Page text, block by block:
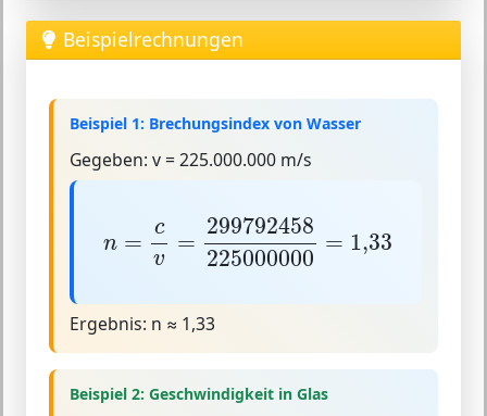
Beispielrechnungen
Beispiel 1: Brechungsindex von Wasser
Gegeben: v = 225.000.000 m/s
n =
c
v
=
299792458
225000000
= 1,33
= 299792458225000000
Ergebnis: n ≈ 1,33
Beispiel 2: Geschwindigkeit in Glas